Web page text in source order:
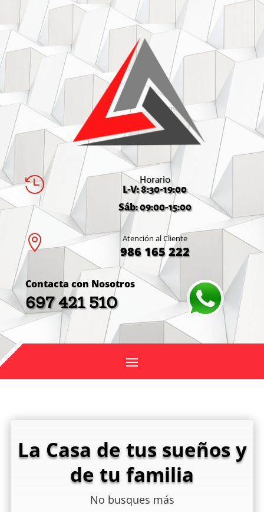
 Horario
L-V: 8:30-19:00
Sáb: 09:00-15:00
 Atención al Cliente
986 165 222
Contacta con Nosotros
697 421 510
La Casa de tus sueños y
de tu familia
No busques más